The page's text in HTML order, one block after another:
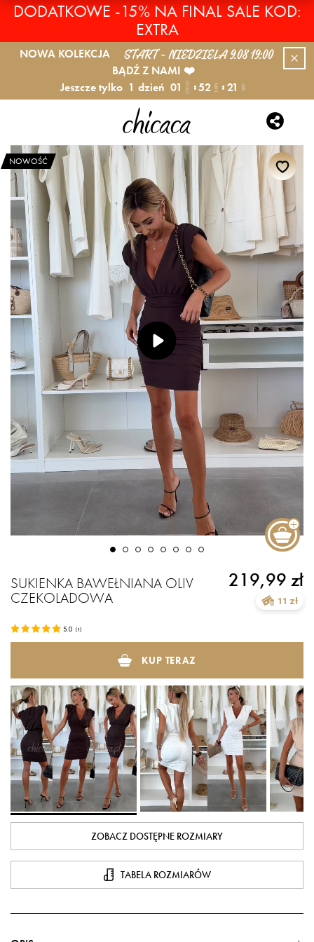
DODATKOWE -15% NA FINAL SALE KOD:
EXTRA
NOWA KOLEKCJA START - NIEDZIELA 9.08 19:00
BĄDŹ Z NAMI ❤️
Jeszcze tylko 1 dzień 01 GODZ. 52 MIN. 21 SEK.
NOWOŚĆ
SUKIENKA BAWEŁNIANA OLIV
CZEKOLADOWA
219,99 zł
11 zł
5.0 (1)
KUP TERAZ
ZOBACZ DOSTĘPNE ROZMIARY
TABELA ROZMIARÓW